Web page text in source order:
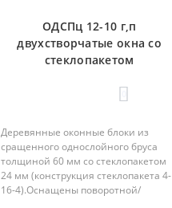
ОДСПц 12-10 г,п
двухстворчатые окна со
стеклопакетом
Деревянные оконные блоки из
сращенного однослойного бруса
толщиной 60 мм со стеклопакетом
24 мм (конструкция стеклопакета 4-
16-4).Оснащены поворотной/